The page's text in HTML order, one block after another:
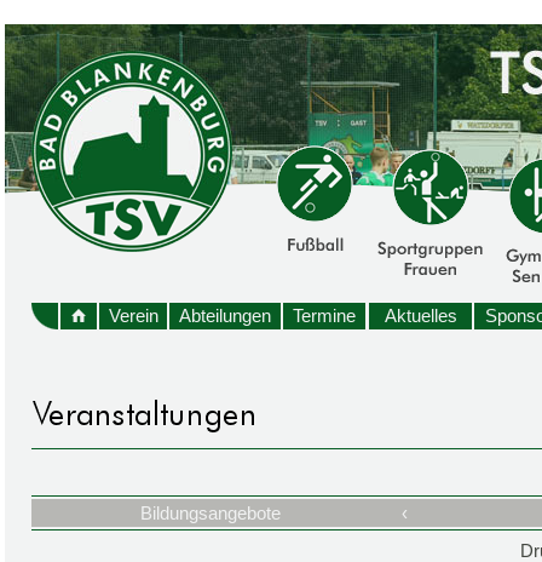
Verein Abteilungen Termine Aktuelles
Bildungsangebote
‹